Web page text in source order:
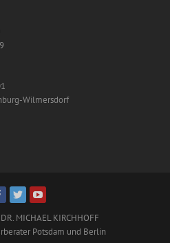
Wilmersdorf
DR. MICHAEL KIRCHHOFF
Potsdam und Berlin